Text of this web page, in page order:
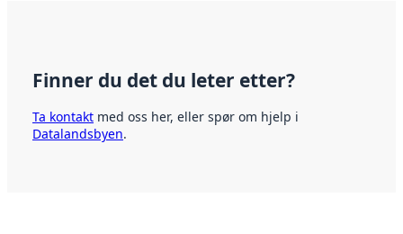
Finner du det du leter etter?
Ta kontakt med oss her, eller spør om hjelp i
Datalandsbyen.